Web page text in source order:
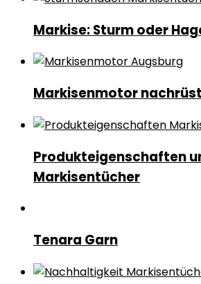
Markise: Sturm oder
Markisenmotor
Produkteigenschaften
Markisentücher
Tenara Garn